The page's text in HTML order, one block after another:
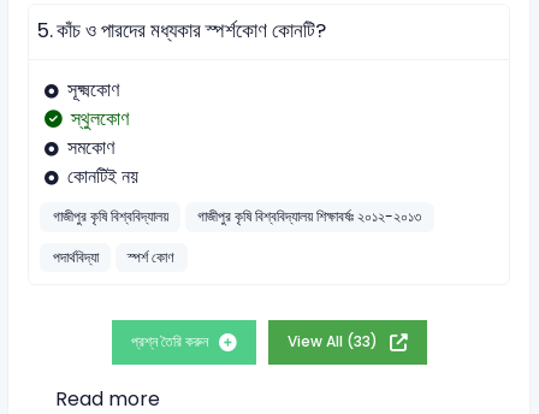
5.কাঁচ ও পারদের মধ্যকার স্পর্শকোণ কোনটি?
সূক্ষ্মকোণ
স্থুলকোণ
সমকোণ
কোনটিই নয়
গাজীপুর কৃষি বিশ্ববিদ্যালয়
গাজীপুর কৃষি বিশ্ববিদ্যালয় শিক্ষাবর্ষঃ ২০১২-২০১৩
পদার্থবিদ্যা
স্পর্শ কোণ
প্রশ্ন তৈরি করুন View All (33)
Read more